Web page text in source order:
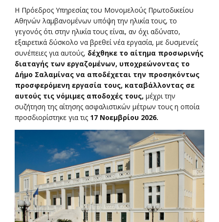
Η Πρόεδρος Υπηρεσίας του Μονομελούς Πρωτοδικείου
Αθηνών λαμβανομένων υπόψη την ηλικία τους, το
γεγονός ότι στην ηλικία τους είναι, αν όχι αδύνατο,
εξαιρετικά δύσκολο να βρεθεί νέα εργασία, με δυσμενείς
συνέπειες για αυτούς, δέχθηκε το αίτημα προσωρινής
διαταγής των εργαζομένων, υποχρεώνοντας το
Δήμο Σαλαμίνας να αποδέχεται την προσηκόντως
προσφερόμενη εργασία τους, καταβάλλοντας σε
αυτούς τις νόμιμες αποδοχές τους, μέχρι την
συζήτηση της αίτησης ασφαλιστικών μέτρων τους η οποία
προσδιορίστηκε για τις 17 Νοεμβρίου 2026.